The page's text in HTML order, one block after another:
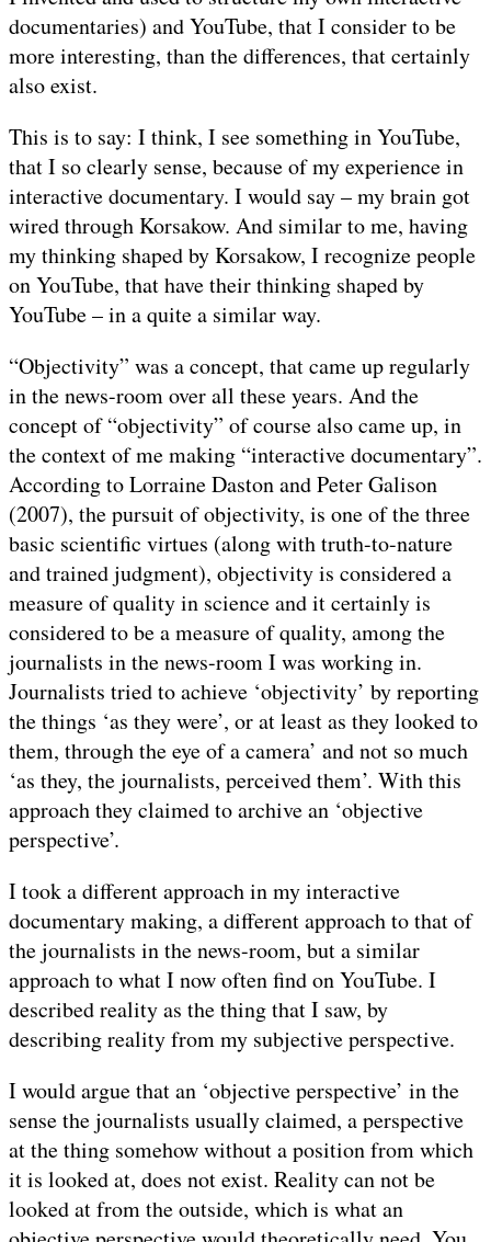
documentaries) and YouTube, that I consider to be
more interesting, than the differences, that certainly
also exist.
This is to say: I think, I see something in YouTube,
that I so clearly sense, because of my experience in
interactive documentary. I would say – my brain got
wired through Korsakow. And similar to me, having
my thinking shaped by Korsakow, I recognize people
on YouTube, that have their thinking shaped by
YouTube – in a quite a similar way.
“Objectivity” was a concept, that came up regularly
in the news-room over all these years. And the
concept of “objectivity” of course also came up, in
the context of me making “interactive documentary”.
According to Lorraine Daston and Peter Galison
(2007), the pursuit of objectivity, is one of the three
basic scientific virtues (along with truth-to-nature
and trained judgment), objectivity is considered a
measure of quality in science and it certainly is
considered to be a measure of quality, among the
journalists in the news-room I was working in.
Journalists tried to achieve ‘objectivity’ by reporting
the things ‘as they were’, or at least as they looked to
them, through the eye of a camera’ and not so much
‘as they, the journalists, perceived them’. With this
approach they claimed to archive an ‘objective
perspective’.
I took a different approach in my interactive
documentary making, a different approach to that of
the journalists in the news-room, but a similar
approach to what I now often find on YouTube. I
described reality as the thing that I saw, by
describing reality from my subjective perspective.
I would argue that an ‘objective perspective’ in the
sense the journalists usually claimed, a perspective
at the thing somehow without a position from which
it is looked at, does not exist. Reality can not be
looked at from the outside, which is what an